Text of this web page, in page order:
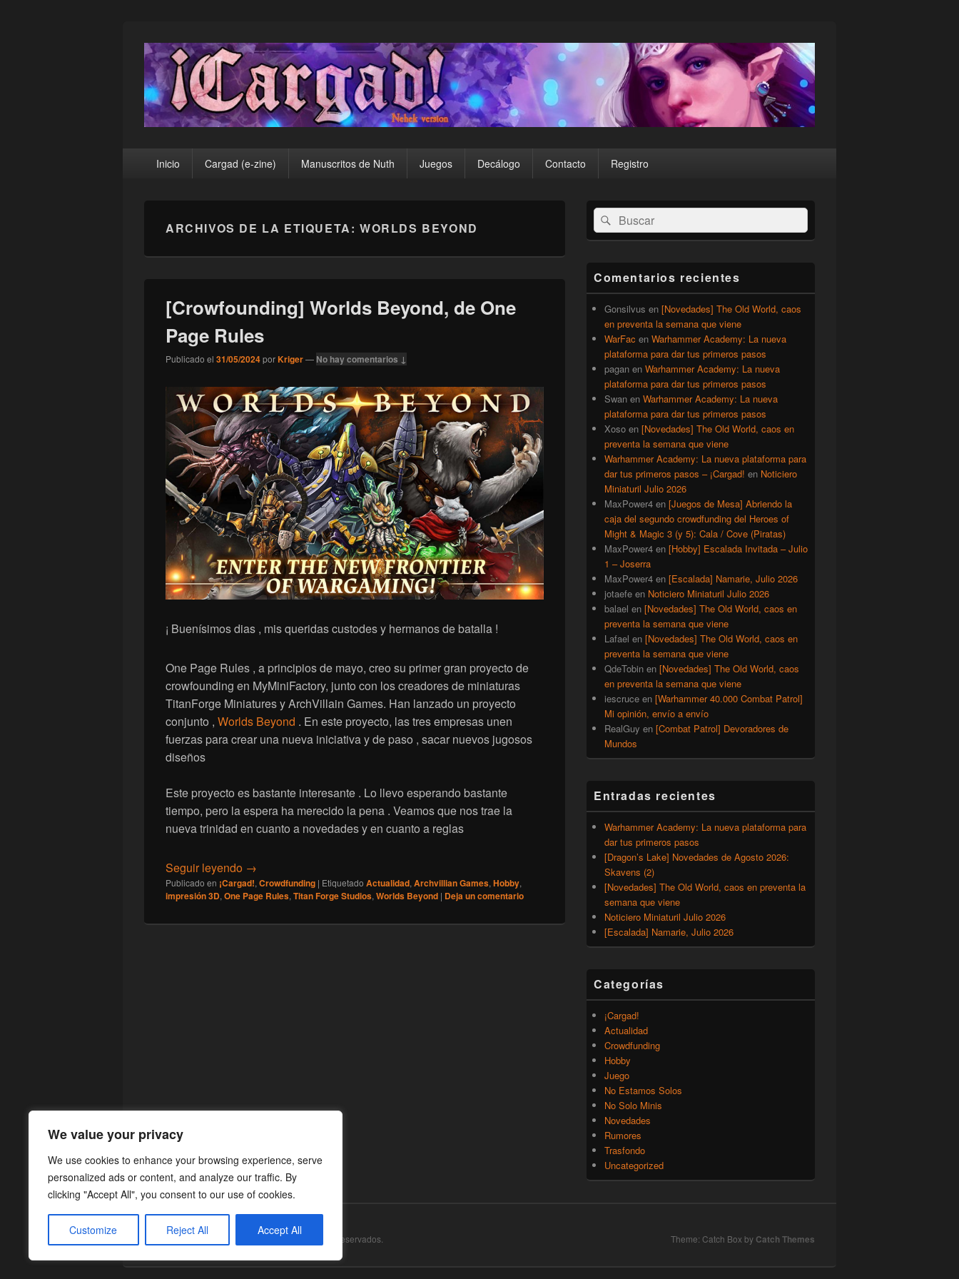
We value your privacy
We use cookies to enhance your browsing experience, serve
personalized ads or content, and analyze our traffic. By
clicking "Accept All", you consent to our use of cookies.
Customize Reject All Accept All
¡Cargad!
principalInicio Cargad (e-zine) Manuscritos de Nuth Juegos Decálogo Contacto Registro
ARCHIVOS DE LA ETIQUETA:WORLDS BEYOND
[Crowfounding] Worlds Beyond, de One
Page Rules
Publicado el 31/05/2024porKriger— No hay comentarios ↓
¡ Buenísimos dias , mis queridas custodes y hermanos de batalla !
One Page Rules , a principios de mayo, creo su primer gran proyecto de
crowfounding en MyMiniFactory, junto con los creadores de miniaturas
TitanForge Miniatures y ArchVillain Games. Han lanzado un proyecto
conjunto , Worlds Beyond . En este proyecto, las tres empresas unen
fuerzas para crear una nueva iniciativa y de paso , sacar nuevos jugosos
diseños
Este proyecto es bastante interesante . Lo llevo esperando bastante
tiempo, pero la espera ha merecido la pena . Veamos que nos trae la
nueva trinidad en cuanto a novedades y en cuanto a reglas
Seguir leyendo [Crowfounding] Worlds Beyond, de One Page Rules
→
Publicado en ¡Cargad!,Crowdfunding | Etiquetado Actualidad,Archvillian Games,Hobby,
impresión 3D,One Page Rules,Titan Forge Studios,Worlds Beyond | Deja un comentario
El
área
de
lateral
primaria
Buscar
por:
Buscar
Comentarios recientes
Gonsilvus en [Novedades] The Old World, caos
en preventa la semana que viene
WarFac en Warhammer Academy: La nueva
plataforma para dar tus primeros pasos
pagan en Warhammer Academy: La nueva
plataforma para dar tus primeros pasos
Swan en Warhammer Academy: La nueva
plataforma para dar tus primeros pasos
Xoso en [Novedades] The Old World, caos en
preventa la semana que viene
Warhammer Academy: La nueva plataforma para
dar tus primeros pasos – ¡Cargad! en Noticiero
Miniaturil Julio 2026
MaxPower4 en [Juegos de Mesa] Abriendo la
caja del segundo crowdfunding del Heroes of
Might & Magic 3 (y 5): Cala / Cove (Piratas)
MaxPower4 en [Hobby] Escalada Invitada – Julio
1 – Joserra
MaxPower4 en [Escalada] Namarie, Julio 2026
jotaefe en Noticiero Miniaturil Julio 2026
balael en [Novedades] The Old World, caos en
preventa la semana que viene
Lafael en [Novedades] The Old World, caos en
preventa la semana que viene
QdeTobin en [Novedades] The Old World, caos
en preventa la semana que viene
iescruce en [Warhammer 40.000 Combat Patrol]
Mi opinión, envío a envío
RealGuy en [Combat Patrol] Devoradores de
Mundos
Entradas recientes
Warhammer Academy: La nueva plataforma para
dar tus primeros pasos
[Dragon’s Lake] Novedades de Agosto 2026:
Skavens (2)
[Novedades] The Old World, caos en preventa la
semana que viene
Noticiero Miniaturil Julio 2026
[Escalada] Namarie, Julio 2026
Categorías
¡Cargad!
Actualidad
Crowdfunding
Hobby
Juego
No Estamos Solos
No Solo Minis
Novedades
Rumores
Trasfondo
Uncategorized
Copyright © 2026 . Todos los Derechos Reservados. Theme: Catch Box by Catch Themes